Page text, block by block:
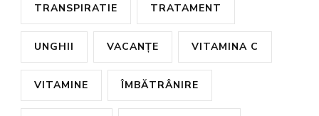
TRANSPIRATIE TRATAMENT
UNGHII VACANȚE VITAMINA C
VITAMINE ÎMBĂTRÂNIRE